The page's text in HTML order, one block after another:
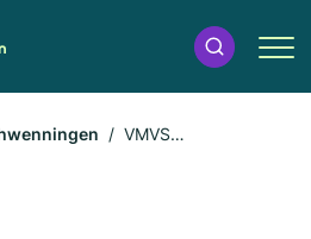
VMVS